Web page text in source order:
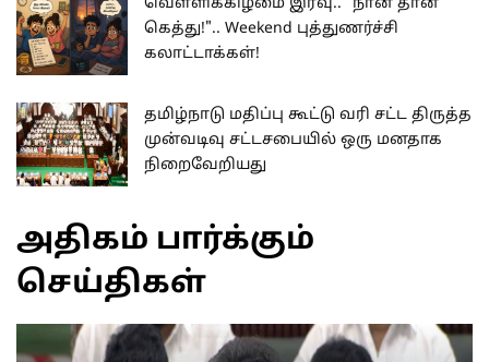
வெள்ளிக்கிழமை இரவு.. "நான் தான்
கெத்து!".. Weekend புத்துணர்ச்சி
கலாட்டாக்கள்!
தமிழ்நாடு மதிப்பு கூட்டு வரி சட்ட திருத்த
முன்வடிவு சட்டசபையில் ஒரு மனதாக
நிறைவேறியது
அதிகம் பார்க்கும்
செய்திகள்